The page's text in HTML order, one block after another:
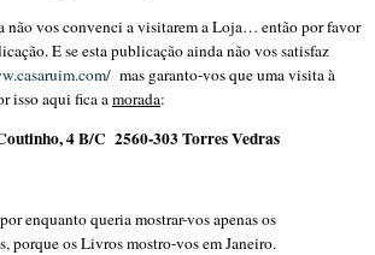
não vos convenci a visitarem a Loja… então por favor
E se esta publicação ainda não vos satisfaz
mas garanto-vos que uma visita à
isso aqui fica amorada:
4 B/C 2560-303 Torres Vedras
enquanto queria mostrar-vos apenas os
porque os Livros mostro-vos em Janeiro.